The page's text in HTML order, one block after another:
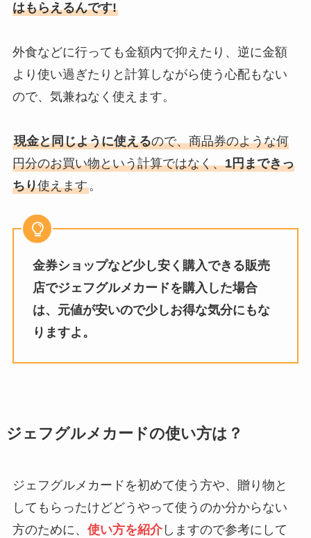
はもらえるんです!
外食などに行っても金額内で抑えたり、逆に金額
より使い過ぎたりと計算しながら使う心配もない
ので、気兼ねなく使えます。
現金と同じように使えるので、商品券のような何
円分のお買い物という計算ではなく、1円まできっ
ちり使えます。
金券ショップなど少し安く購入できる販売
店でジェフグルメカードを購入した場合
は、元値が安いので少しお得な気分にもな
りますよ。
ジェフグルメカードの使い方は？
ジェフグルメカードを初めて使う方や、贈り物と
してもらったけどどうやって使うのか分からない
方のために、 使い方を紹介しますので参考にして